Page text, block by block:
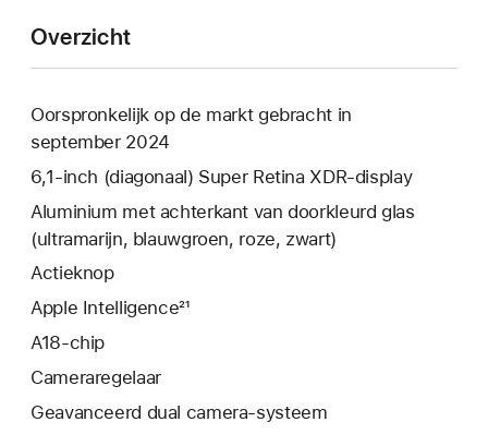
Overzicht
Oorspronkelijk op de markt gebracht in
september 2024
6,1‑inch (diagonaal) Super Retina XDR-display
Aluminium met achterkant van doorkleurd glas
(ultramarijn, blauwgroen, roze, zwart)
Actieknop
Apple Intelligence²¹
A18-chip
Cameraregelaar
Geavanceerd dual camera-systeem